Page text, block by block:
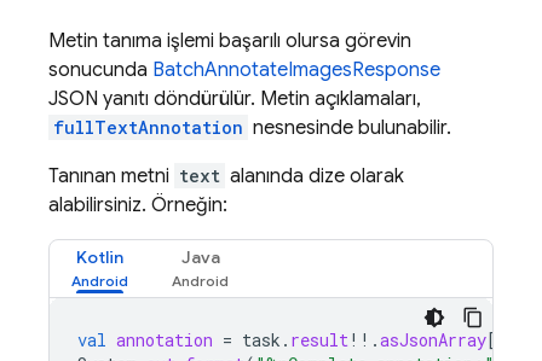
Metin tanıma işlemi başarılı olursa görevin
sonucunda BatchAnnotateImagesResponse
JSON yanıtı döndürülür. Metin açıklamaları,
fullTextAnnotation nesnesinde bulunabilir.
Tanınan metni text alanında dize olarak
alabilirsiniz. Örneğin:
Kotlin Java
val annotation = task . result!! .asJsonArray[